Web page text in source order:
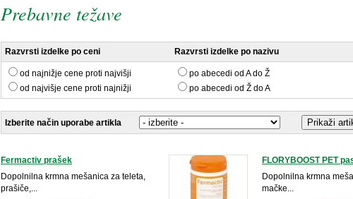
Prebavne težave
Razvrsti izdelke po ceni Razvrsti izdelke po nazivu
od najnižje cene proti najvišji
od najvišje cene proti najnižji
po abecedi od A do Ž
po abecedi od Ž do A
Izberite način uporabe artikla
Fermactiv prašek
Dopolnilna krmna mešanica za teleta,
prašiče,...
FLORYBOOST PET
Dopolnilna krmna
mačke...